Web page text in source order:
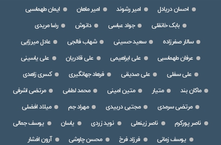
احسان دریادل امیر رشوند امیر ماهان
ایمان طهماسبی
بابک خانقلی
جواد عباسی دانوش
رضا مریدی
سالار صفرزاده
سعید حسینی شهاب فالجی
عادل میرزایی
عرفان طهماسبی
علی ابراهیمی علی قادریان
علی یاسینی
علی سفلی
علی صدیقی فرهاد جهانگیری
کسری زاهدی
ماکان بند
متیار متین امینی محمد لطفی
مرتضی اشرفی
مرتضی سرمدی
مجتبی دربیدی مهراد جم
میلاد افضلی
ناصر پورکرم
ناصر زینعلی نوید زردی یاسان
یوسف جمالی
یوسف زمانی
فرزاد فرخ محسن چاوشی
آرون افشار